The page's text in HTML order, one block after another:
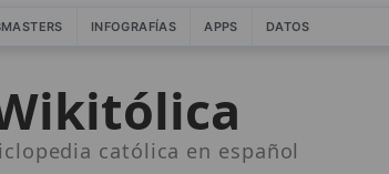
INFOGRAFÍAS APPS DATOS
católica en español